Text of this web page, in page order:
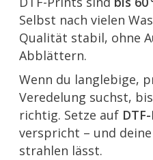
Selbst nach vielen
Qualität stabil, ohne
Abblättern.
Wenn du langlebige,
Veredelung suchst,
richtig. Setze auf
verspricht – und
strahlen lässt.